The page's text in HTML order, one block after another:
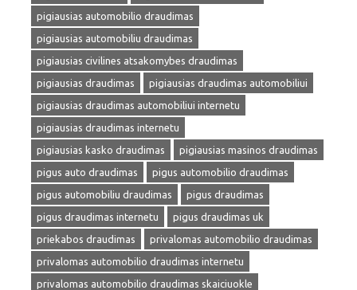
pigiausias automobilio draudimas
pigiausias automobiliu draudimas
pigiausias civilines atsakomybes draudimas
pigiausias draudimas
pigiausias draudimas automobiliui
pigiausias draudimas automobiliui internetu
pigiausias draudimas internetu
pigiausias kasko draudimas
pigiausias masinos draudimas
pigus auto draudimas
pigus automobilio draudimas
pigus automobiliu draudimas
pigus draudimas
pigus draudimas internetu
pigus draudimas uk
priekabos draudimas
privalomas automobilio draudimas
privalomas automobilio draudimas internetu
privalomas automobilio draudimas skaiciuokle